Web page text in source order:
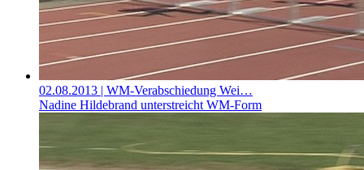
02.08.2013 | WM-Verabschiedung Wei…
Nadine Hildebrand unterstreicht WM-Form